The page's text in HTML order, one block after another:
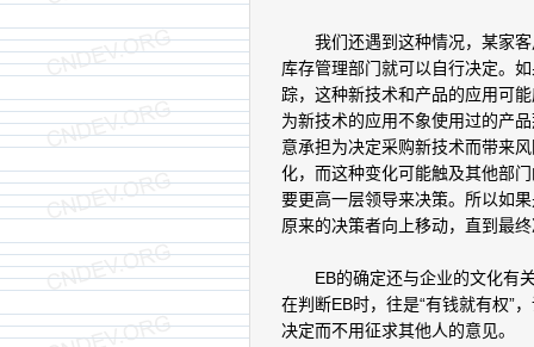
我们还遇到这种情况，某家客
库存管理部门就可以自行决定。
踪，这种新技术和产品的应用可
为新技术的应用不象使用过的产
意承担为决定采购新技术而带来
化，而这种变化可能触及其他部
要更高一层领导来决策。所以如
原来的决策者向上移动，直到最
EB的确定还与企业的文化有关
在判断EB时，往是“有钱就有权”
决定而不用征求其他人的意见。